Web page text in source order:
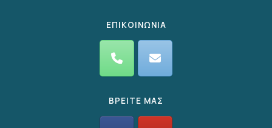
ΕΠΙΚΟΙΝΩΝΙΑ
ΒΡΕΙΤΕ ΜΑΣ